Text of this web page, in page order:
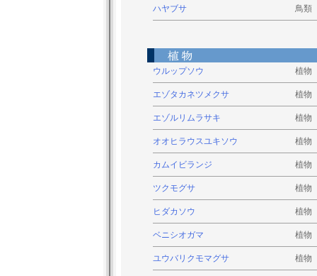
ハヤブサ 鳥類
ウルップソウ 植物
エゾタカネツメクサ 植物
エゾルリムラサキ 植物
オオヒラウスユキソウ 植物
カムイビランジ 植物
ツクモグサ 植物
ヒダカソウ 植物
ベニシオガマ 植物
ユウバリクモマグサ 植物